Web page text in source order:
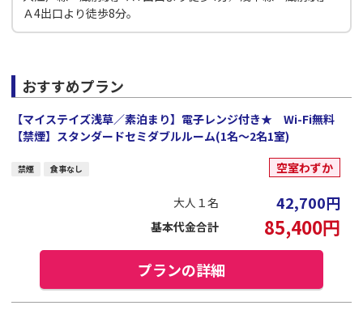
Ａ4出口より徒歩8分。
おすすめプラン
【マイステイズ浅草／素泊まり】電子レンジ付き★ Wi-Fi無料
【禁煙】スタンダードセミダブルルーム(1名～2名1室)
禁煙 食事なし 空室わずか
大人１名 42,700円
基本代金合計 85,400円
プランの詳細